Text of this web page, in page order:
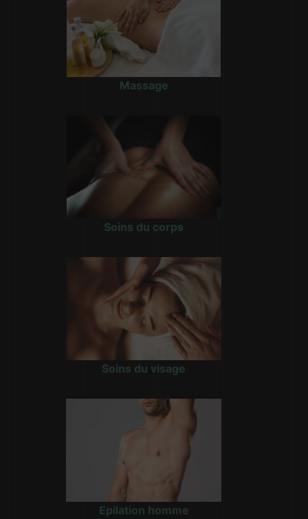
Massage
Soins du corps
Soins du visage
Epilation homme